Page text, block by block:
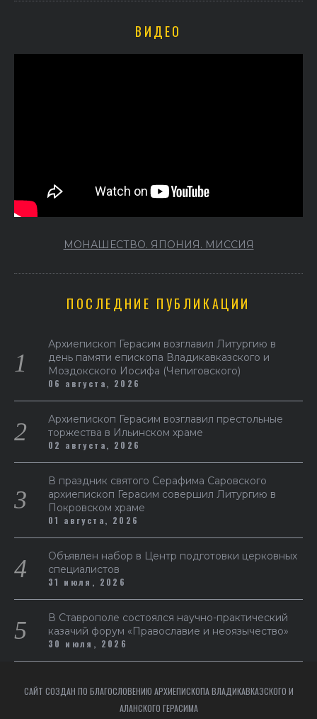
ВИДЕО
МОНАШЕСТВО. ЯПОНИЯ. МИССИЯ
ПОСЛЕДНИЕ ПУБЛИКАЦИИ
Архиепископ Герасим возглавил Литургию в
день памяти епископа Владикавказского и
Моздокского Иосифа (Чепиговского)
06 августа, 2026
Архиепископ Герасим возглавил престольные
торжества в Ильинском храме
02 августа, 2026
В праздник святого Серафима Саровского
архиепископ Герасим совершил Литургию в
Покровском храме
01 августа, 2026
Объявлен набор в Центр подготовки церковных
специалистов
31 июля, 2026
В Ставрополе состоялся научно-практический
казачий форум «Православие и неоязычество»
30 июля, 2026
САЙТ СОЗДАН ПО БЛАГОСЛОВЕНИЮ АРХИЕПИСКОПА ВЛАДИКАВКАЗСКОГО И
АЛАНСКОГО ГЕРАСИМА